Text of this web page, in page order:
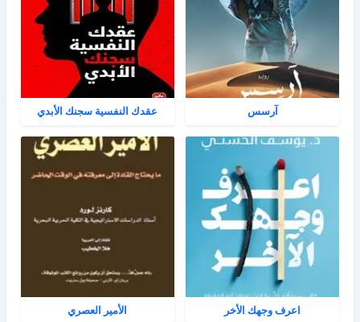
آرسس عقدك النفسية سجنك الأبدي
اعرف وجهك الأخر الأمير العصري